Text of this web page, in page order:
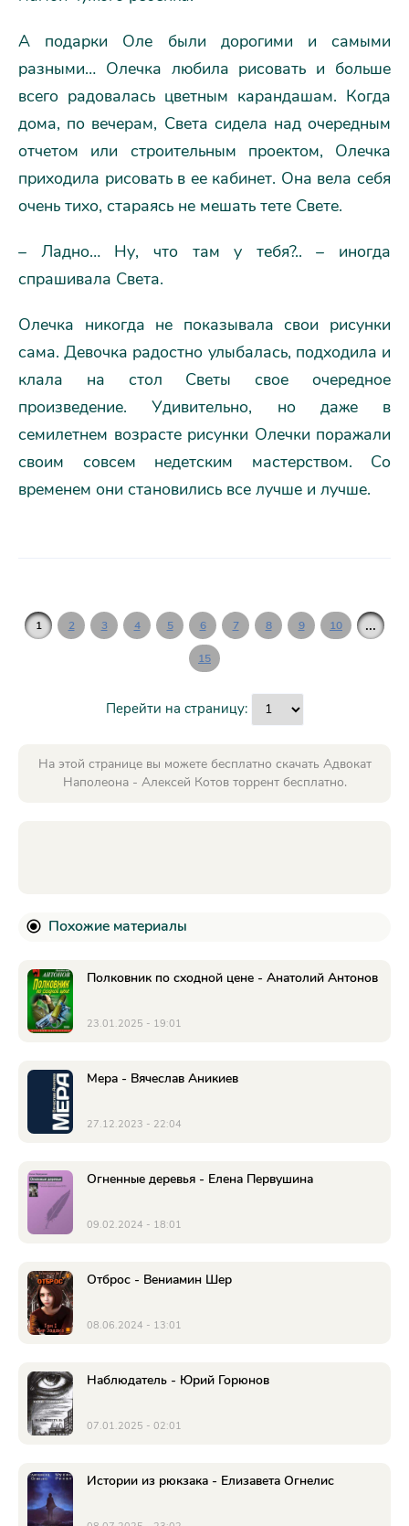
А подарки Оле были дорогими и самыми
разными… Олечка любила рисовать и больше
всего радовалась цветным карандашам. Когда
дома, по вечерам, Света сидела над очередным
отчетом или строительным проектом, Олечка
приходила рисовать в ее кабинет. Она вела себя
очень тихо, стараясь не мешать тете Свете.
– Ладно… Ну, что там у тебя?.. – иногда
спрашивала Света.
Олечка никогда не показывала свои рисунки
сама. Девочка радостно улыбалась, подходила и
клала на стол Светы свое очередное
произведение. Удивительно, но даже в
семилетнем возрасте рисунки Олечки поражали
своим совсем недетским мастерством. Со
временем они становились все лучше и лучше.
1 2 3 4 5 6 7 8 9 10 ...
15
Перейти на страницу:
На этой странице вы можете бесплатно скачать Адвокат
Наполеона - Алексей Котов торрент бесплатно.
Похожие материалы
Полковник по сходной цене - Анатолий Антонов
23.01.2025 - 19:01
Мера - Вячеслав Аникиев
27.12.2023 - 22:04
Огненные деревья - Елена Первушина
09.02.2024 - 18:01
Отброс - Вениамин Шер
08.06.2024 - 13:01
Наблюдатель - Юрий Горюнов
07.01.2025 - 02:01
Истории из рюкзака - Елизавета Огнелис